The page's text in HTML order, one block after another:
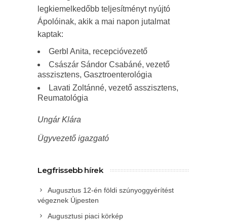
legkiemelkedőbb teljesítményt nyújtó
Ápolóinak, akik a mai napon jutalmat
kaptak:
Gerbl Anita, recepcióvezető
Császár Sándor Csabáné, vezető
asszisztens, Gasztroenterológia
Lavati Zoltánné, vezető asszisztens,
Reumatológia
Ungár Klára
Ügyvezető igazgató
Legfrissebb hírek
Augusztus 12-én földi szúnyoggyérítést
végeznek Újpesten
Augusztusi piaci körkép